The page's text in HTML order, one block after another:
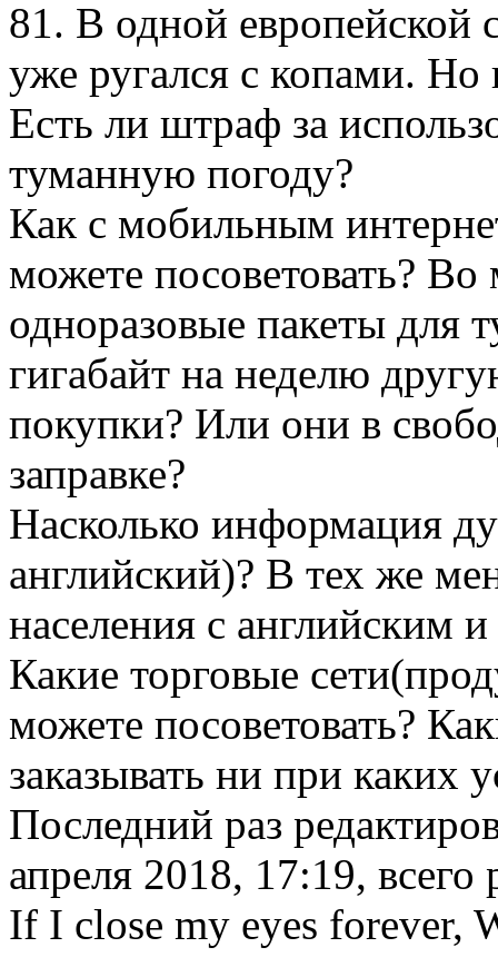
81. В одной европейской
уже ругался с копами.
Есть ли штраф за
туманную погоду?
Как с мобильным
можете посоветовать? Во
одноразовые пакеты для
гигабайт на неделю
покупки? Или они в
заправке?
Насколько информация
английский)? В тех же
населения с английским
Какие торговые
можете посоветовать?
заказывать ни при каких
Последний раз
апреля 2018, 17:19, всего
If I close my eyes forever,